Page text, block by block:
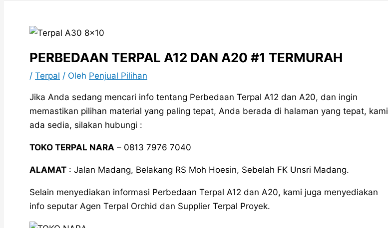
PERBEDAAN TERPAL A12 DAN A20 #1 TERMURAH
/ Terpal / Oleh Penjual Pilihan
Jika Anda sedang mencari info tentang Perbedaan Terpal A12 dan A20, dan ingin
memastikan pilihan material yang paling tepat, Anda berada di halaman yang tepat, kami
ada sedia, silakan hubungi :
TOKO TERPAL NARA – 0813 7976 7040
ALAMAT : Jalan Madang, Belakang RS Moh Hoesin, Sebelah FK Unsri Madang.
Selain menyediakan informasi Perbedaan Terpal A12 dan A20, kami juga menyediakan
info seputar Agen Terpal Orchid dan Supplier Terpal Proyek.